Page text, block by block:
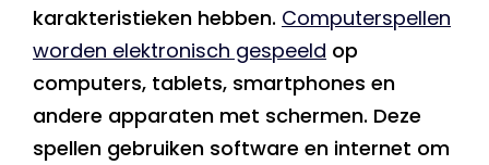
karakteristieken hebben. Computerspellen
worden elektronisch gespeeld op
computers, tablets, smartphones en
andere apparaten met schermen. Deze
spellen gebruiken software en internet om